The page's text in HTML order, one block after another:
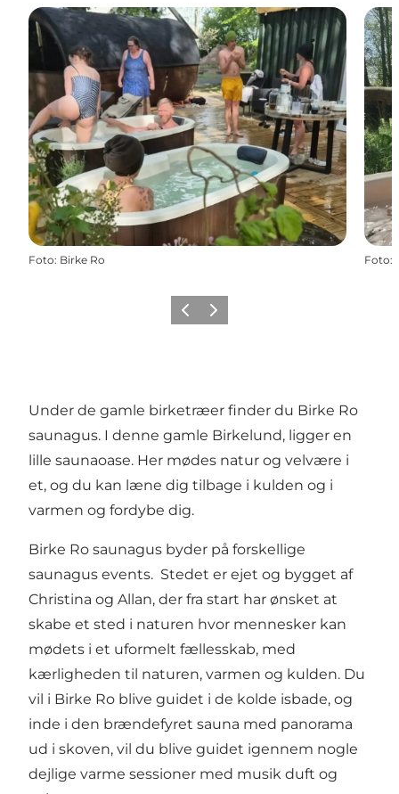
Foto: Birke Ro Foto:
ForrigeNæste
Under de gamle birketræer finder du Birke Ro
saunagus. I denne gamle Birkelund, ligger en
lille saunaoase. Her mødes natur og velvære i
et, og du kan læne dig tilbage i kulden og i
varmen og fordybe dig.
Birke Ro saunagus byder på forskellige
saunagus events. Stedet er ejet og bygget af
Christina og Allan, der fra start har ønsket at
skabe et sted i naturen hvor mennesker kan
mødets i et uformelt fællesskab, med
kærligheden til naturen, varmen og kulden. Du
vil i Birke Ro blive guidet i de kolde isbade, og
inde i den brændefyret sauna med panorama
ud i skoven, vil du blive guidet igennem nogle
dejlige varme sessioner med musik duft og